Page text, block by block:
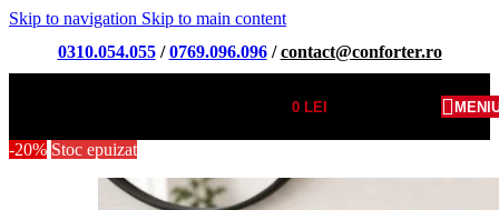
Skip to navigation Skip to main content
0310.054.055/0769.096.096/contact@conforter.ro
0LEI
-20% Stoc epuizat